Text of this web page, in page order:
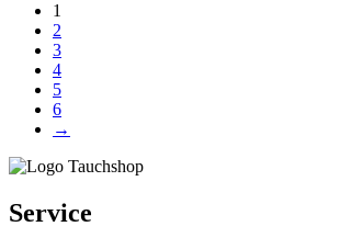
1
2
3
4
5
6
→
Service